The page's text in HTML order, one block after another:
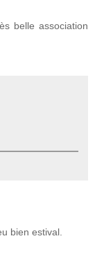
belle association
bien estival.